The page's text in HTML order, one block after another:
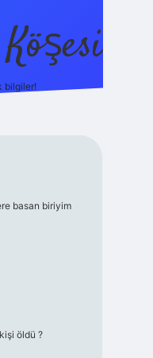
bilgiler!
basan biriyim
öldü ?